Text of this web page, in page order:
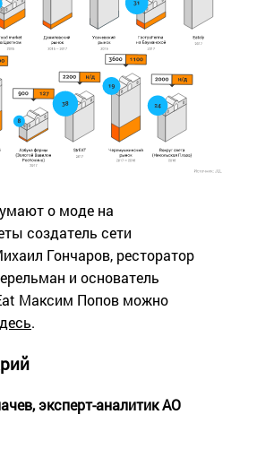
о моде на
создатель сети
Гончаров, ресторатор
и основатель
Максим Попов можно
.
эксперт-аналитик АО